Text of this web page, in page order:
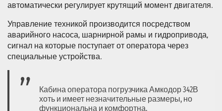
автоматически регулирует крутящий момент двигателя.
Управление техникой производится посредством
аварийного насоса, шарнирной рамы и гидропривода,
сигнал на которые поступает от оператора через
специальные устройства.
Кабина оператора погрузчика Амкодор 342В
хоть и имеет незначительные размеры, но
функциональна и комфортна.